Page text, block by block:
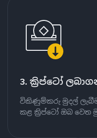
3. ක්‍රිප්ටෝ
විකිණුම්කරු මුදල්
කළ ක්‍රිප්ටෝ ඔබ වෙත